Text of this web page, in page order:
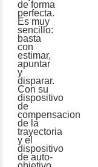
de forma
perfecta.
Es muy
sencillo:
basta
con
estimar,
apuntar
y
disparar.
Con su
dispositivo
de
compensacion
de la
trayectoria
y el
dispositivo
de auto-